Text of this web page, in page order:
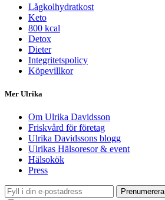
Lågkolhydratkost
Keto
800 kcal
Detox
Dieter
Integritetspolicy
Köpevillkor
Mer Ulrika
Om Ulrika Davidsson
Friskvård för företag
Ulrika Davidssons blogg
Ulrikas Hälsoresor & event
Hälsokök
Press
Prenumerera